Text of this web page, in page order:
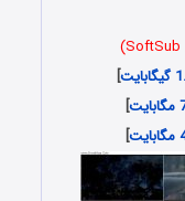
]
]
]